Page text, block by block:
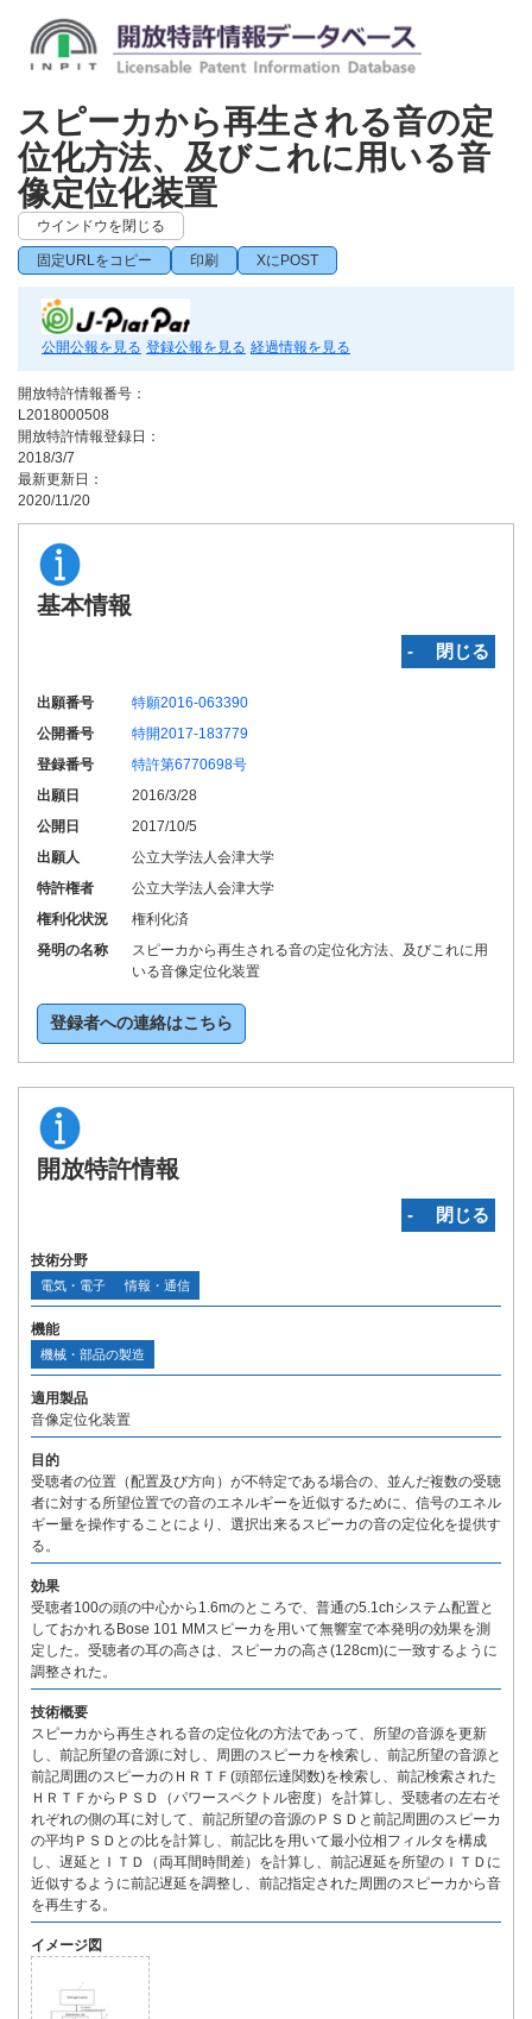
スピーカから再生される音の定
位化方法、及びこれに用いる音
像定位化装置
ウインドウを閉じる
固定URLをコピー 印刷 XにPOST
公開公報を見る 登録公報を見る 経過情報を見る
開放特許情報番号：
L2018000508
開放特許情報登録日：
2018/3/7
最新更新日：
2020/11/20
基本情報
‐ 閉じる
出願番号
特願2016-063390
公開番号
特開2017-183779
登録番号
特許第6770698号
出願日
2016/3/28
公開日
2017/10/5
出願人
公立大学法人会津大学
特許権者
公立大学法人会津大学
権利化状況
権利化済
発明の名称
スピーカから再生される音の定位化方法、及びこれに用
いる音像定位化装置
登録者への連絡はこちら
開放特許情報
‐ 閉じる
技術分野
電気・電子 情報・通信
機能
機械・部品の製造
適用製品
音像定位化装置
目的
受聴者の位置（配置及び方向）が不特定である場合の、並んだ複数の受聴
者に対する所望位置での音のエネルギーを近似するために、信号のエネル
ギー量を操作することにより、選択出来るスピーカの音の定位化を提供す
る。
効果
受聴者100の頭の中心から1.6mのところで、普通の5.1chシステム配置と
しておかれるBose 101 MMスピーカを用いて無響室で本発明の効果を測
定した。受聴者の耳の高さは、スピーカの高さ(128cm)に一致するように
調整された。
技術概要
スピーカから再生される音の定位化の方法であって、所望の音源を更新
し、前記所望の音源に対し、周囲のスピーカを検索し、前記所望の音源と
前記周囲のスピーカのＨＲＴＦ(頭部伝達関数)を検索し、前記検索された
ＨＲＴＦからＰＳＤ（パワースペクトル密度）を計算し、受聴者の左右そ
れぞれの側の耳に対して、前記所望の音源のＰＳＤと前記周囲のスピーカ
の平均ＰＳＤとの比を計算し、前記比を用いて最小位相フィルタを構成
し、遅延とＩＴＤ（両耳間時間差）を計算し、前記遅延を所望のＩＴＤに
近似するように前記遅延を調整し、前記指定された周囲のスピーカから音
を再生する。
イメージ図